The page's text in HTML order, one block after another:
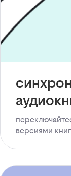
версиями